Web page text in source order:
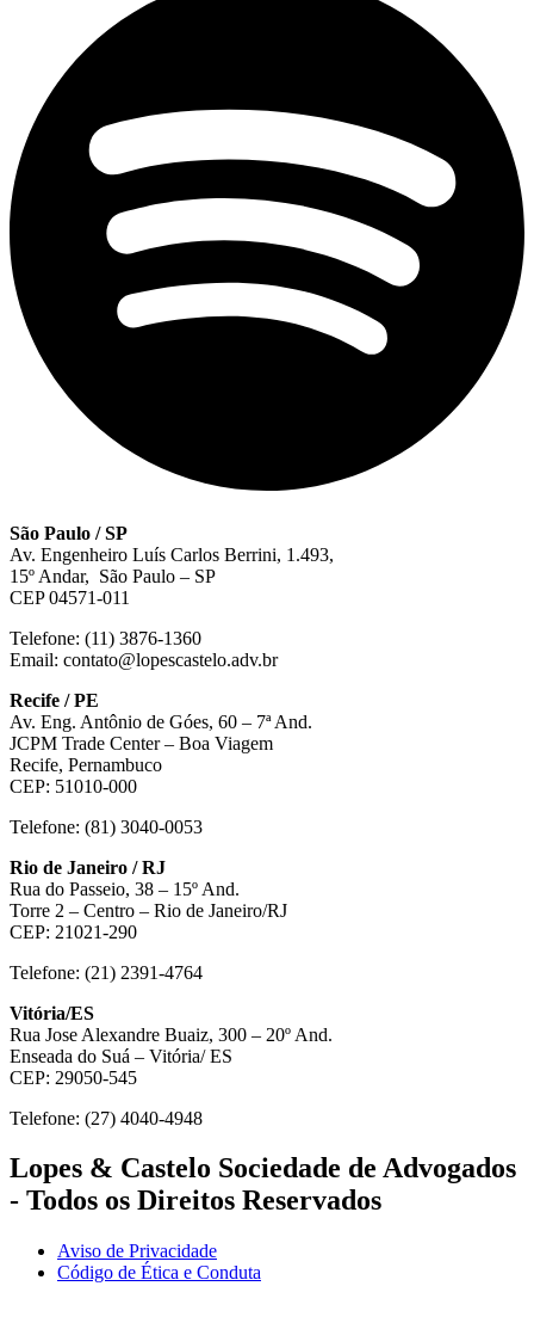
São Paulo / SP
Av. Engenheiro Luís Carlos Berrini, 1.493,
15º Andar, São Paulo – SP
CEP 04571-011
Telefone: (11) 3876-1360
Email: contato@lopescastelo.adv.br
Recife / PE
Av. Eng. Antônio de Góes, 60 – 7ª And.
JCPM Trade Center – Boa Viagem
Recife, Pernambuco
CEP: 51010-000
Telefone: (81) 3040-0053
Rio de Janeiro / RJ
Rua do Passeio, 38 – 15º And.
Torre 2 – Centro – Rio de Janeiro/RJ
CEP: 21021-290
Telefone: (21) 2391-4764
Vitória/ES
Rua Jose Alexandre Buaiz, 300 – 20º And.
Enseada do Suá – Vitória/ ES
CEP: 29050-545
Telefone: (27) 4040-4948
Lopes & Castelo Sociedade de Advogados
- Todos os Direitos Reservados
Aviso de Privacidade
Código de Ética e Conduta